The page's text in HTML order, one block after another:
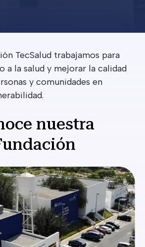
TecSalud trabajamos para
a la salud y mejorar la calidad
y comunidades en
nuestra